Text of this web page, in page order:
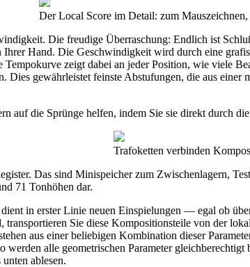
Der Local Score im Detail: zum
Die freudige Überraschung: Endlich ist
Ihrer Hand. Die Geschwindigkeit wird durch eine
zeigt dabei an jeder Position, wie viele
Dies gewährleistet feinste Abstufungen, die aus
auf die Sprünge helfen, indem Sie sie direkt durch
Trafoketten verbinden
Das sind Minispeicher zum Zwischenlagern,
71 Tonhöhen dar.
in erster Linie neuen Einspielungen — egal ob
Sie diese Kompositionsteile von der
aus einer beliebigen Kombination dieser
alle geometrischen Parameter
ablesen.